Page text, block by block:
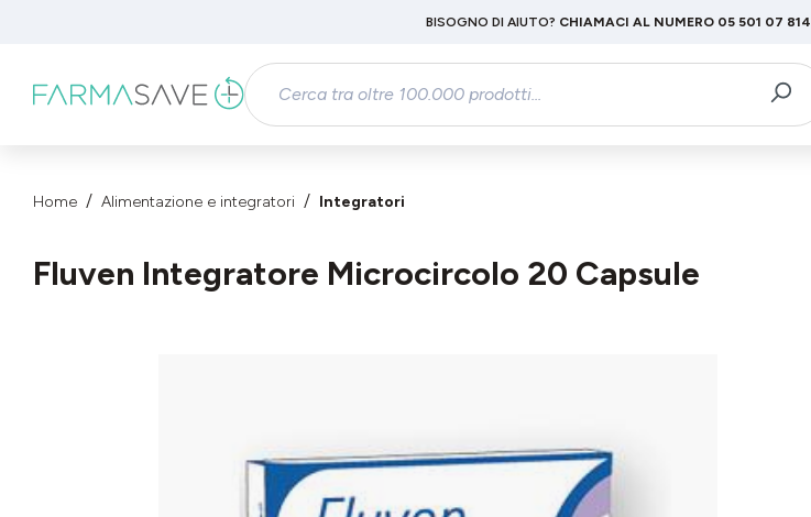
Passa alla navigazione principale
BISOGNO DI AIUTO? CHIAMACI AL NUMERO 05 501 07 814
Home Alimentazione e integratori Integratori
Fluven Integratore Microcircolo 20 Capsule